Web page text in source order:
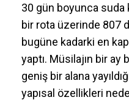
30 gün boyunca
bir rota üzerinde 807
bugüne kadarki en
yaptı. Müsilajın bir
geniş bir alana
yapısal özellikleri